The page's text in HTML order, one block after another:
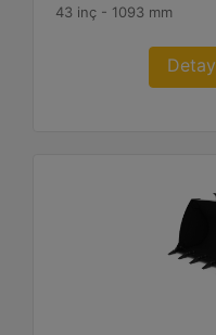
43 inç - 1093 mm
Detay